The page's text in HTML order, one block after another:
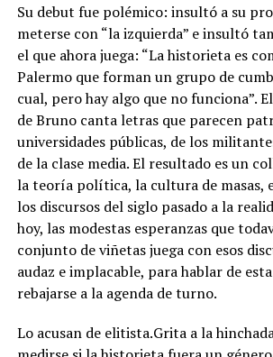
Su debut fue polémico: insultó a su
meterse con “la izquierda” e insultó
el que ahora juega: “La historieta es
Palermo que forman un grupo de
cual, pero hay algo que no funciona”.
de Bruno canta letras que parecen
universidades públicas, de los
de la clase media. El resultado es un
la teoría política, la cultura de masas,
los discursos del siglo pasado a la
hoy, las modestas esperanzas que
conjunto de viñetas juega con esos
audaz e implacable, para hablar de
rebajarse a la agenda de turno.
Lo acusan de elitista.Grita a la